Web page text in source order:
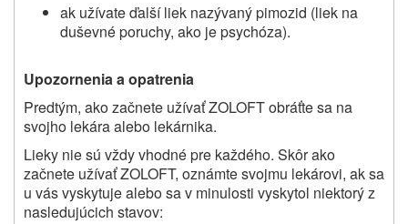
ak užívate ďalší liek nazývaný pimozid (liek na
duševné poruchy, ako je psychóza).
Upozornenia a opatrenia
Predtým, ako začnete užívať ZOLOFTobráťte sa na
svojho lekára alebo lekárnika.
Lieky nie sú vždy vhodné pre každého. Skôr ako
začnete užívať ZOLOFT, oznámte svojmu lekárovi, ak sa
u vás vyskytuje alebo sa v minulosti vyskytol niektorý z
nasledujúcich stavov: